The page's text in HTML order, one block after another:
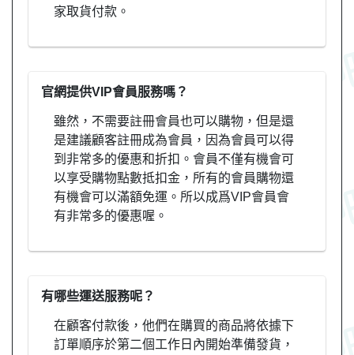
家取貨付款。
官網提供VIP會員服務嗎？
雖然，不需要註冊會員也可以購物，但是還
是建議顧客註冊成為會員，因為會員可以得
到非常多的優惠和折扣。會員不僅有機會可
以享受購物點數抵扣金，所有的會員購物還
有機會可以滿額免運。所以成爲VIP會員會
有非常多的優惠喔。
有哪些運送服務呢？
在顧客付款後，他們在購買的商品將依據下
訂單順序於第二個工作日內開始準備發貨，